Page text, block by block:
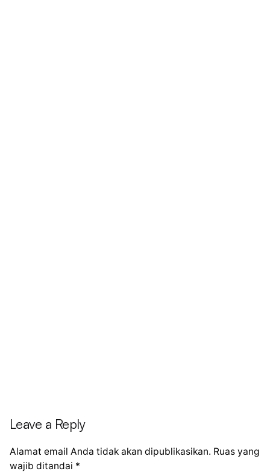
Leave a Reply
Alamat email Anda tidak akan dipublikasikan. Ruas yang
wajib ditandai *